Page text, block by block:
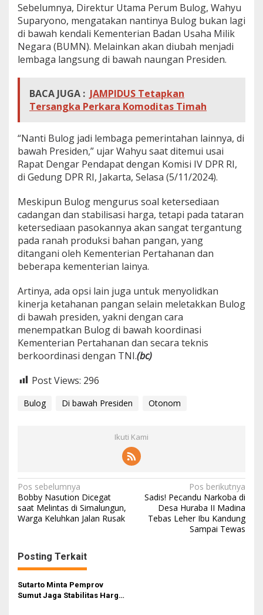
Sebelumnya, Direktur Utama Perum Bulog, Wahyu
Suparyono, mengatakan nantinya Bulog bukan lagi
di bawah kendali Kementerian Badan Usaha Milik
Negara (BUMN). Melainkan akan diubah menjadi
lembaga langsung di bawah naungan Presiden.
BACA JUGA : JAMPIDUS Tetapkan
Tersangka Perkara Komoditas Timah
“Nanti Bulog jadi lembaga pemerintahan lainnya, di
bawah Presiden,” ujar Wahyu saat ditemui usai
Rapat Dengar Pendapat dengan Komisi IV DPR RI,
di Gedung DPR RI, Jakarta, Selasa (5/11/2024).
Meskipun Bulog mengurus soal ketersediaan
cadangan dan stabilisasi harga, tetapi pada tataran
ketersediaan pasokannya akan sangat tergantung
pada ranah produksi bahan pangan, yang
ditangani oleh Kementerian Pertahanan dan
beberapa kementerian lainya.
Artinya, ada opsi lain juga untuk menyolidkan
kinerja ketahanan pangan selain meletakkan Bulog
di bawah presiden, yakni dengan cara
menempatkan Bulog di bawah koordinasi
Kementerian Pertahanan dan secara teknis
berkoordinasi dengan TNI.(bc)
Post Views: 296
Bulog Di bawah Presiden Otonom
Ikuti Kami
Navigasi
pos
Pos sebelumnya
Bobby Nasution Dicegat
saat Melintas di Simalungun,
Warga Keluhkan Jalan Rusak
Pos berikutnya
Sadis! Pecandu Narkoba di
Desa Huraba II Madina
Tebas Leher Ibu Kandung
Sampai Tewas
Posting Terkait
Sutarto Minta Pemprov
Sumut Jaga Stabilitas Harga